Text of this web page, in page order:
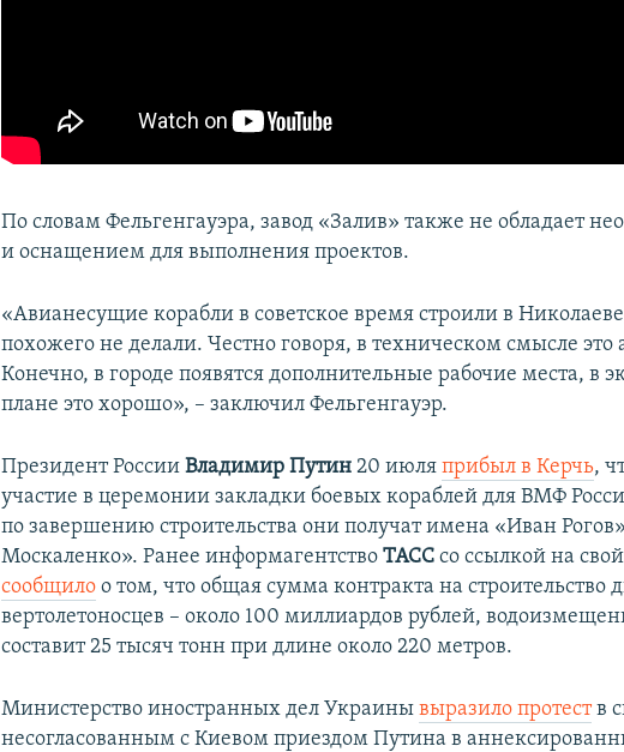
По словам Фельгенгауэра, завод «Залив» также не обладает
и оснащением для выполнения проектов.
«Авианесущие корабли в советское время строили в
похожего не делали. Честно говоря, в техническом смысле это
Конечно, в городе появятся дополнительные рабочие места, в
плане это хорошо», – заключил Фельгенгауэр.
Президент России Владимир Путин 20 июляприбыл в Керчь,
участие в церемонии закладки боевых кораблей для ВМФ
по завершению строительства они получат имена «Иван
Москаленко». Ранее информагентствоТАССсо ссылкой на
сообщило о том, что общая сумма контракта на строительство
вертолетоносцев – около 100 миллиардов рублей,
составит 25 тысяч тонн при длине около 220 метров.
Министерство иностранных дел Украинывыразило протеств
несогласованным с Киевом приездом Путина в